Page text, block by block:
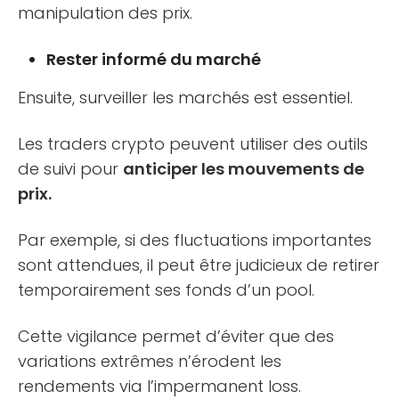
manipulation des prix.
Rester informé du marché
Ensuite, surveiller les marchés est essentiel.
Les traders crypto peuvent utiliser des outils
de suivi pour anticiper les mouvements de
prix.
Par exemple, si des fluctuations importantes
sont attendues, il peut être judicieux de retirer
temporairement ses fonds d’un pool.
Cette vigilance permet d’éviter que des
variations extrêmes n’érodent les
rendements via l’impermanent loss.